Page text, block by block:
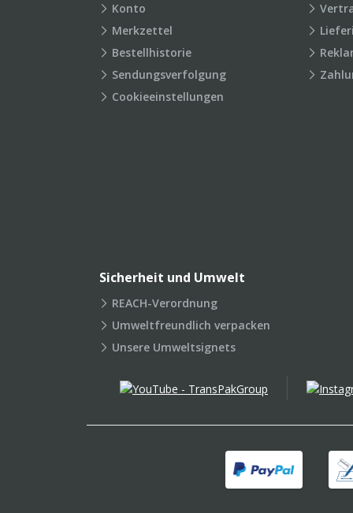
Konto
Merkzettel
Bestellhistorie
Sendungsverfolgung
Cookieeinstellungen
Sicherheit und Umwelt
REACH-Verordnung
Umweltfreundlich verpacken
Unsere Umweltsignets